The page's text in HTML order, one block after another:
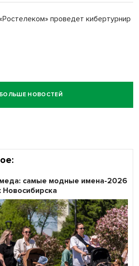
проведет кибертурнир
БОЛЬШЕ НОВОСТЕЙ
самые модные имена-2026
Новосибирска